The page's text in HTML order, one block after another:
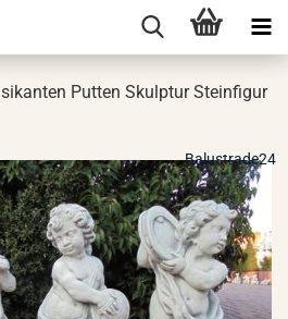
Put­ten Skulp­tur Stein­fi­gur
Balustrade24